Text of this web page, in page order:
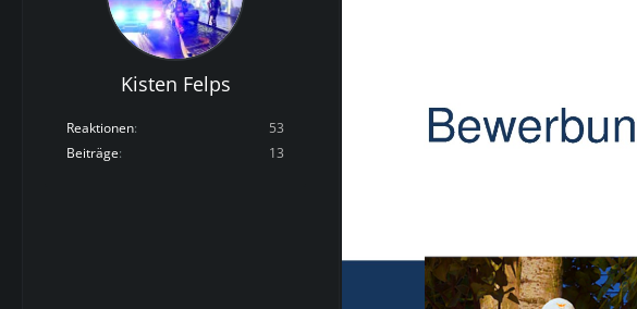
Kisten Felps
Reaktionen
53
Beiträge
13